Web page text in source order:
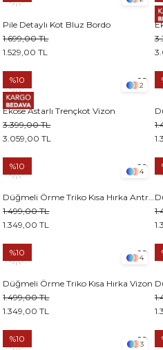
Pile Detaylı Kot Bluz Bordo
1.529,00 TL
1.699,00 TL
2
Ekose Astarlı Trençkot Vizon
3.059,00 TL
3.399,00 TL
%10
4
Düğmeli Örme Triko Kısa Hırka Antrasit
1.349,00 TL
1.499,00 TL
%10
4
Düğmeli Örme Triko Kısa Hırka Vizon
1.349,00 TL
1.499,00 TL
%10
3
%10